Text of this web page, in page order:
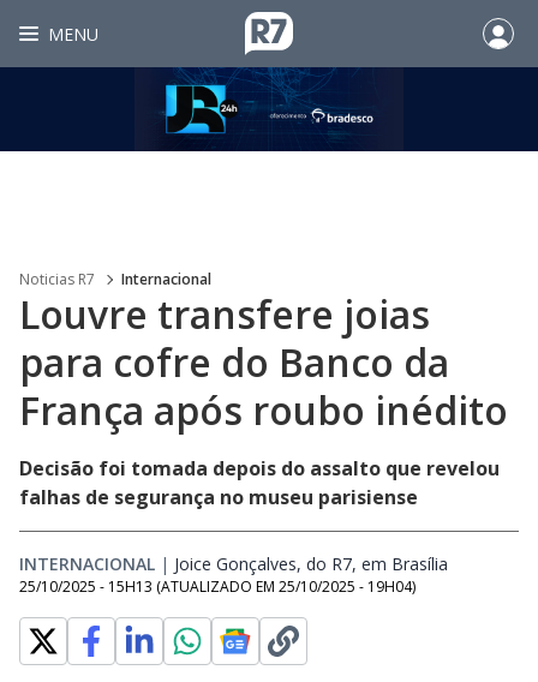
MENU
Noticias R7 Internacional
Louvre transfere joias
para cofre do Banco da
França após roubo inédito
Decisão foi tomada depois do assalto que revelou
falhas de segurança no museu parisiense
INTERNACIONAL | Joice Gonçalves, do R7, em Brasília
25/10/2025 - 15H13 (ATUALIZADO EM 25/10/2025 - 19H04)